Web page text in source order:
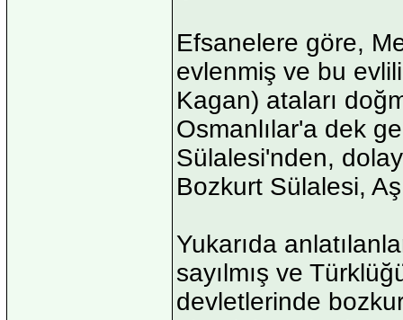
Efsanelere göre,
evlenmiş ve bu
Kagan) ataları
Osmanlılar'a dek
Sülalesi'nden,
Bozkurt Sülalesi,
Yukarıda
sayılmış ve
devletlerinde